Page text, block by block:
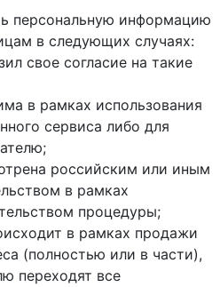
персональную информацию
в следующих случаях:
свое согласие на такие
в рамках использования
сервиса либо для
российским или иным
в рамках
процедуры;
в рамках продажи
(полностью или в части),
переходят все